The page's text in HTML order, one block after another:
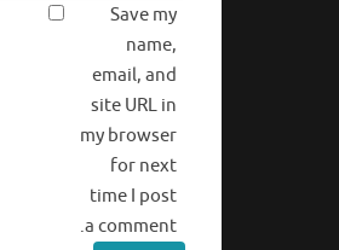
Save my
name,
email, and
site URL in
my browser
for next
time I post
a comment.